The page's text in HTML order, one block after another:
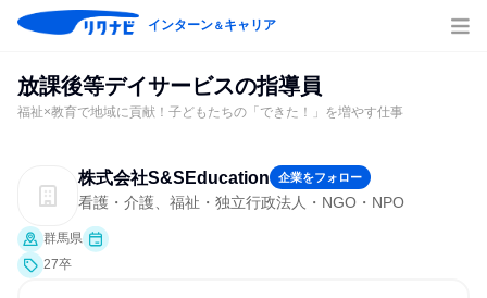
インターン＆キャリア
放課後等デイサービスの指導員
福祉×教育で地域に貢献！子どもたちの「できた！」を増やす仕事
株式会社S&SEducation 企業をフォロー
看護・介護、福祉・独立行政法人・NGO・NPO
群馬県
27卒